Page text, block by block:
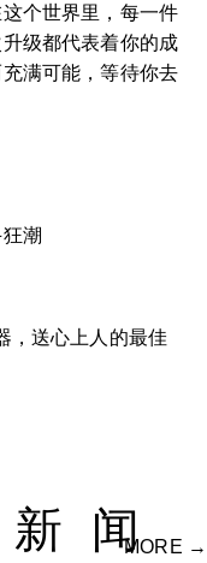
个世界里，每一件
级都代表着你的成
满可能，等待你去
潮
，送心上人的最佳
新闻
MORE →